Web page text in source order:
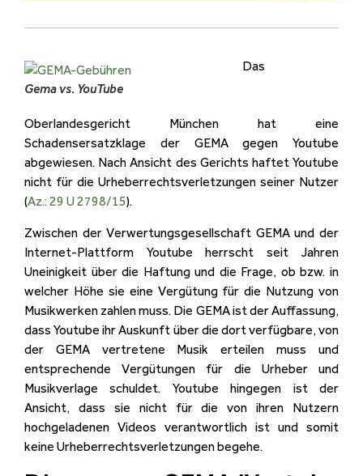
Gema vs. YouTube
Das
Oberlandesgericht München hat eine
Schadensersatzklage der GEMA gegen Youtube
abgewiesen. Nach Ansicht des Gerichts haftet Youtube
nicht für die Urheberrechtsverletzungen seiner Nutzer
(Az.: 29 U 2798/15).
Zwischen der Verwertungsgesellschaft GEMA und der
Internet-Plattform Youtube herrscht seit Jahren
Uneinigkeit über die Haftung und die Frage, ob bzw. in
welcher Höhe sie eine Vergütung für die Nutzung von
Musikwerken zahlen muss. Die GEMA ist der Auffassung,
dass Youtube ihr Auskunft über die dort verfügbare, von
der GEMA vertretene Musik erteilen muss und
entsprechende Vergütungen für die Urheber und
Musikverlage schuldet. Youtube hingegen ist der
Ansicht, dass sie nicht für die von ihren Nutzern
hochgeladenen Videos verantwortlich ist und somit
keine Urheberrechtsverletzungen begehe.